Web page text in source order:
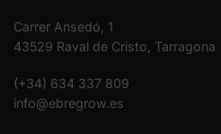
Carrer Ansedó, 1
43529 Raval de Cristo, Tarragona
(+34) 634 337 809
info@ebregrow.es